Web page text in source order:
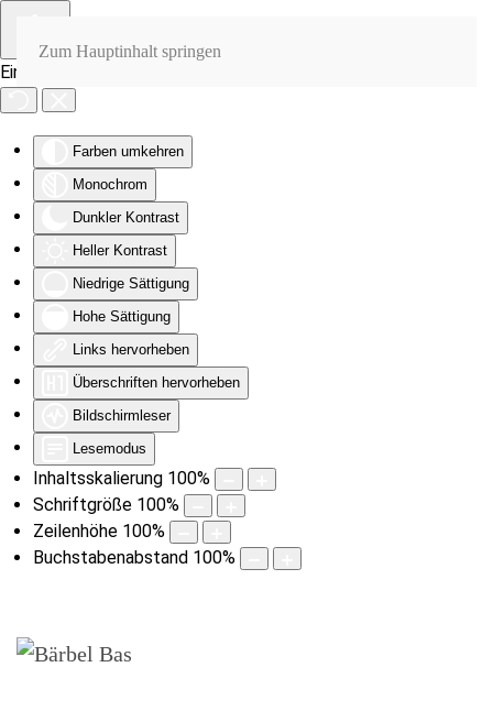
Eingabehilfen öffnen
Farben umkehren
Monochrom
Dunkler Kontrast
Heller Kontrast
Niedrige Sättigung
Hohe Sättigung
Links hervorheben
Überschriften hervorheben
Bildschirmleser
Lesemodus
Inhaltsskalierung 100%
Schriftgröße 100%
Zeilenhöhe 100%
Buchstabenabstand 100%
Zum Hauptinhalt springen